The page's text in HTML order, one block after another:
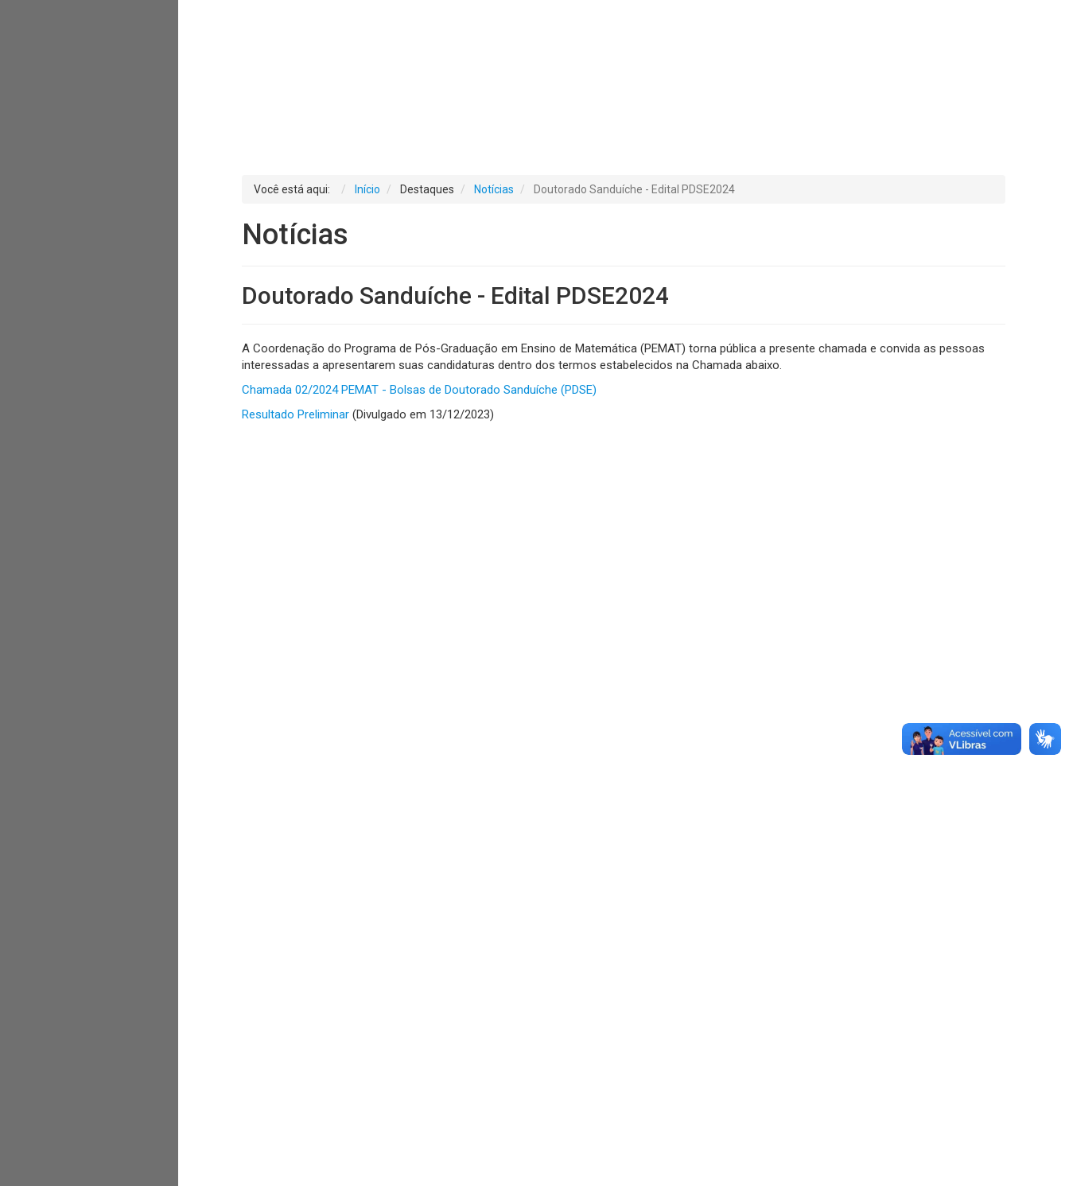
Você está aqui: Início Destaques Notícias Doutorado Sanduíche - Edital PDSE2024
Notícias
Doutorado Sanduíche - Edital PDSE2024
A Coordenação do Programa de Pós-Graduação em Ensino de Matemática (PEMAT) torna pública a presente chamada e convida as pessoas
interessadas a apresentarem suas candidaturas dentro dos termos estabelecidos na Chamada abaixo.
Chamada 02/2024 PEMAT - Bolsas de Doutorado Sanduíche (PDSE)
Resultado Preliminar (Divulgado em 13/12/2023)